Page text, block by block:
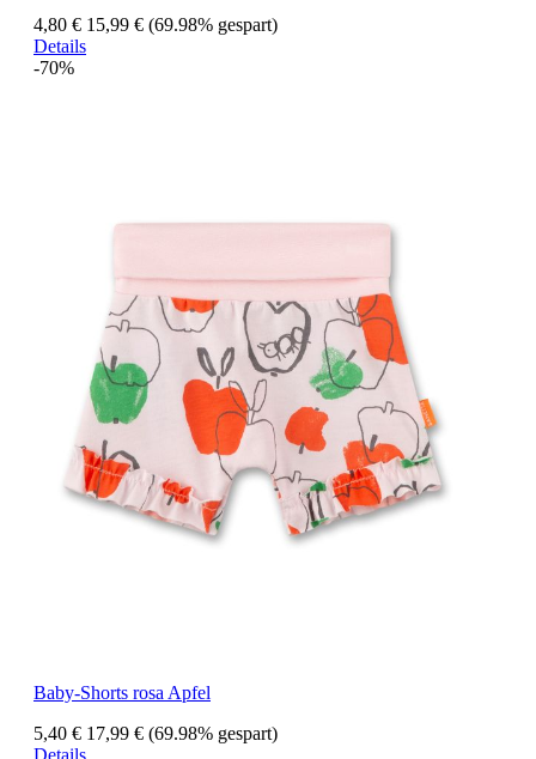
4,80 € 15,99 € (69.98% gespart)
Details
-70%
Baby-Shorts rosa Apfel
5,40 € 17,99 € (69.98% gespart)